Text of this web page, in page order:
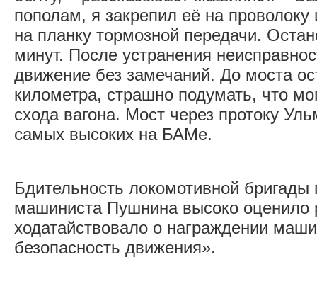
пополам, я закрепил её на проволоку
на планку тормозной передачи.
минут. После устранения
движение без замечаний. До моста
километра, страшно подумать, что
схода вагона. Мост через протоку
самых высоких на БАМе.
Бдительность локомотивной
машиниста Пушнина высоко оценило
ходатайствовало о награждении
безопасность движения».